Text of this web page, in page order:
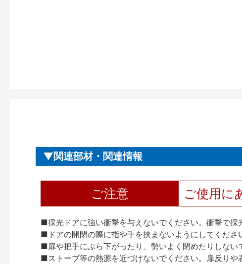
関連部材・関連情報
ご注意 ご使用に
■採光ドアに強い衝撃を与えないでください。衝撃で採
■ドアの開閉の際に指や手を挟まないようにしてくださ
■扉や把手にぶら下がったり、勢いよく閉めたりしない
■ストーブ等の熱源を近づけないでください。扉反りや